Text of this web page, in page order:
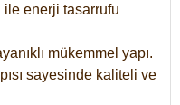
enerji tasarrufu
mükemmel yapı.
sayesinde kaliteli ve